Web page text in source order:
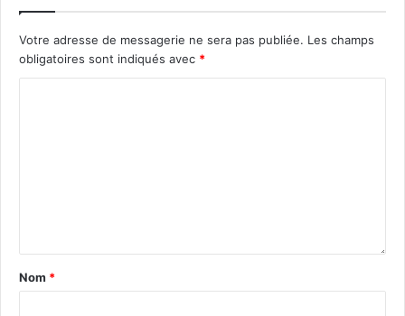
Votre adresse de messagerie ne sera pas publiée. Les champs
obligatoires sont indiqués avec *
Nom *